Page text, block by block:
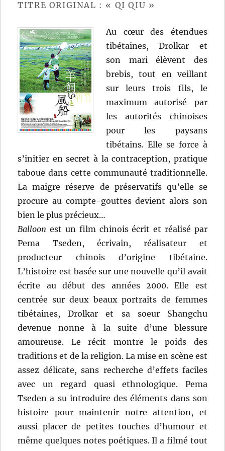
TITRE ORIGINAL : « QI QIU »
Au cœur des étendues
tibétaines, Drolkar et
son mari élèvent des
brebis, tout en veillant
sur leurs trois fils, le
maximum autorisé par
les autorités chinoises
pour les paysans
tibétains. Elle se force à
s’initier en secret à la contraception, pratique
taboue dans cette communauté traditionnelle.
La maigre réserve de préservatifs qu’elle se
procure au compte-gouttes devient alors son
bien le plus précieux…
Balloon est un film chinois écrit et réalisé par
Pema Tseden, écrivain, réalisateur et
producteur chinois d’origine tibétaine.
L’histoire est basée sur une nouvelle qu’il avait
écrite au début des années 2000. Elle est
centrée sur deux beaux portraits de femmes
tibétaines, Drolkar et sa soeur Shangchu
devenue nonne à la suite d’une blessure
amoureuse. Le récit montre le poids des
traditions et de la religion. La mise en scène est
assez délicate, sans recherche d’effets faciles
avec un regard quasi ethnologique. Pema
Tseden a su introduire des éléments dans son
histoire pour maintenir notre attention, et
aussi placer de petites touches d’humour et
même quelques notes poétiques. Il a filmé tout